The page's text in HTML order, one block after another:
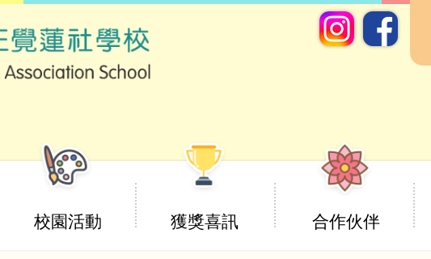
校園活動 獲獎喜訊 合作伙伴